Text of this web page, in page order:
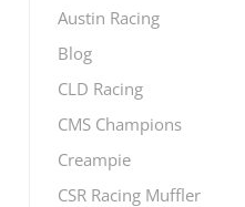
Austin Racing
Blog
CLD Racing
CMS Champions
Creampie
CSR Racing Muffler